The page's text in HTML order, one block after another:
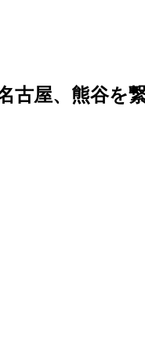
古屋、熊谷を